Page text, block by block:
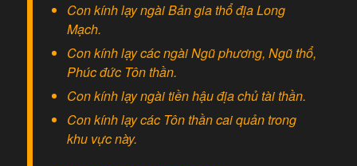
Con kính lạy ngài Bản gia thổ địa Long
Mạch.
Con kính lạy các ngài Ngũ phương, Ngũ thổ,
Phúc đức Tôn thần.
Con kính lạy ngài tiền hậu địa chủ tài thần.
Con kính lạy các Tôn thần cai quản trong
khu vực này.